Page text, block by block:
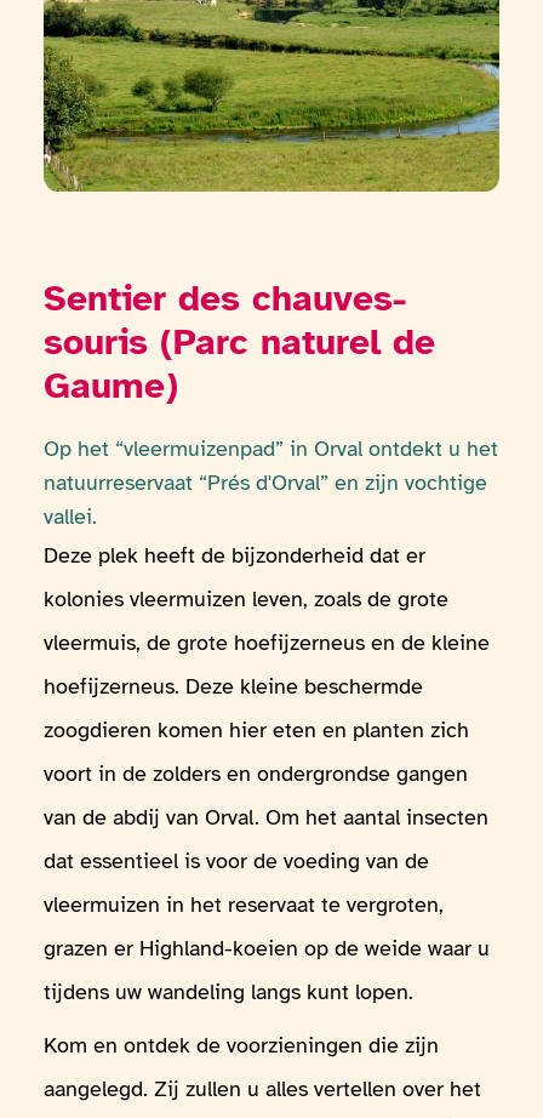
Sentier des chauves-
souris (Parc naturel de
Gaume)
Op het “vleermuizenpad” in Orval ontdekt u het
natuurreservaat “Prés d'Orval” en zijn vochtige
vallei.
Deze plek heeft de bijzonderheid dat er
kolonies vleermuizen leven, zoals de grote
vleermuis, de grote hoefijzerneus en de kleine
hoefijzerneus. Deze kleine beschermde
zoogdieren komen hier eten en planten zich
voort in de zolders en ondergrondse gangen
van de abdij van Orval. Om het aantal insecten
dat essentieel is voor de voeding van de
vleermuizen in het reservaat te vergroten,
grazen er Highland-koeien op de weide waar u
tijdens uw wandeling langs kunt lopen.
Kom en ontdek de voorzieningen die zijn
aangelegd. Zij zullen u alles vertellen over het